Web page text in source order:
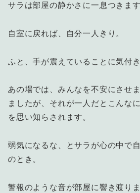
サラは部屋の静かさに一息つきます
自室に戻れば、自分一人きり。
ふと、手が震えていることに気付き
あの場では、みんなを不安にさせ
ましたが、それが一人だとこんな
を思い知らされます。
弱気になるな、とサラが心の中で
のとき。
警報のような音が部屋に響き渡りま